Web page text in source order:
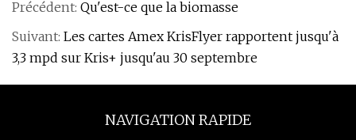
Précédent: Qu'est-ce que la biomasse
Suivant: Les cartes Amex KrisFlyer rapportent jusqu'à
3,3 mpd sur Kris+ jusqu'au 30 septembre
NAVIGATION RAPIDE